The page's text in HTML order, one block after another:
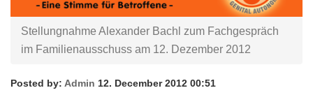
Stellungnahme Alexander Bachl zum Fachgespräch
im Familienausschuss am 12. Dezember 2012
Posted by: Admin 12. December 2012 00:51